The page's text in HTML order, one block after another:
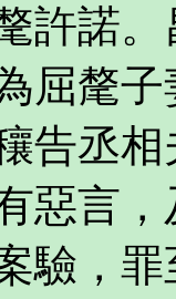
許諾
屈氂
告丞
惡言
驗，